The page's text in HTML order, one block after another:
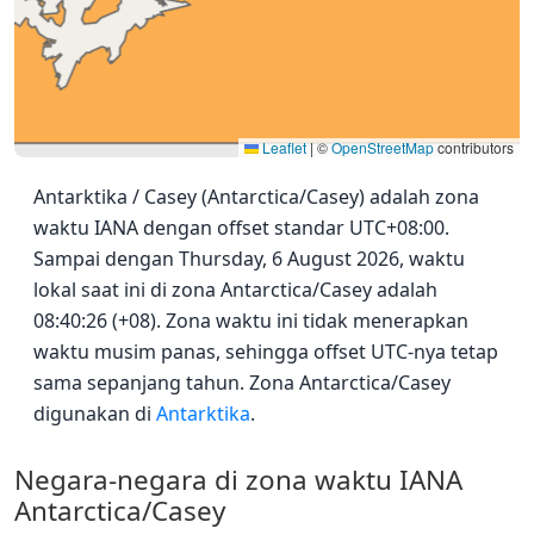
Leaflet|©OpenStreetMapcontributors
Antarktika / Casey (Antarctica/Casey) adalah zona
waktu IANA dengan offset standar UTC+08:00.
Sampai dengan Thursday, 6 August 2026, waktu
lokal saat ini di zona Antarctica/Casey adalah
08:40:26 (+08). Zona waktu ini tidak menerapkan
waktu musim panas, sehingga offset UTC-nya tetap
sama sepanjang tahun. Zona Antarctica/Casey
digunakan di Antarktika.
Negara-negara di zona waktu IANA
Antarctica/Casey